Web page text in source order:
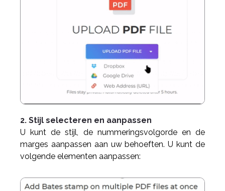
2. Stijl selecteren en aanpassen
U kunt de stijl, de nummeringsvolgorde en de
marges aanpassen aan uw behoeften. U kunt de
volgende elementen aanpassen: